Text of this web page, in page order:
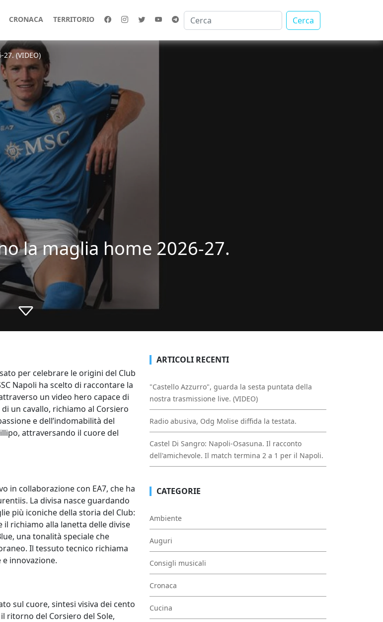
CRONACA TERRITORIO Cerca
(VIDEO)
la maglia home 2026-27.
per celebrare le origini del Club
Napoli ha scelto di raccontare la
un video hero capace di
un cavallo, richiamo al Corsiero
e dell’indomabilità del
attraversando il cuore del
in collaborazione con EA7, che ha
La divisa nasce guardando
più iconiche della storia del Club:
richiamo alla lanetta delle divise
una tonalità speciale che
Il tessuto tecnico richiama
innovazione.
sul cuore, sintesi visiva dei cento
ritorno del Corsiero del Sole,
ARTICOLI RECENTI
"Castello Azzurro", guarda la sesta puntata della
nostra trasmissione live. (VIDEO)
Radio abusiva, Odg Molise diffida la testata.
Castel Di Sangro: Napoli-Osasuna. Il racconto
dell'amichevole. Il match termina 2 a 1 per il Napoli.
CATEGORIE
Ambiente
Auguri
Consigli musicali
Cronaca
Cucina